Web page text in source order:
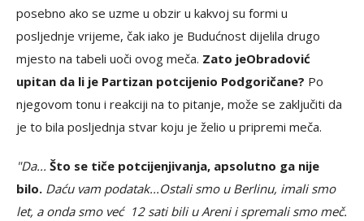
posebno ako se uzme u obzir u kakvoj su formi u
posljednje vrijeme, čak iako je Budućnost dijelila drugo
mjesto na tabeli uoči ovog meča. Zato jeObradović
upitan da li je Partizan potcijenio Podgoričane? Po
njegovom tonu i reakciji na to pitanje, može se zaključiti da
je to bila posljednja stvar koju je želio u pripremi meča.
"Da... Što se tiče potcijenjivanja, apsolutno ga nije
bilo. Daću vam podatak...Ostali smo u Berlinu, imali smo
let, a onda smo već 12 sati bili u Areni i spremali smo meč.